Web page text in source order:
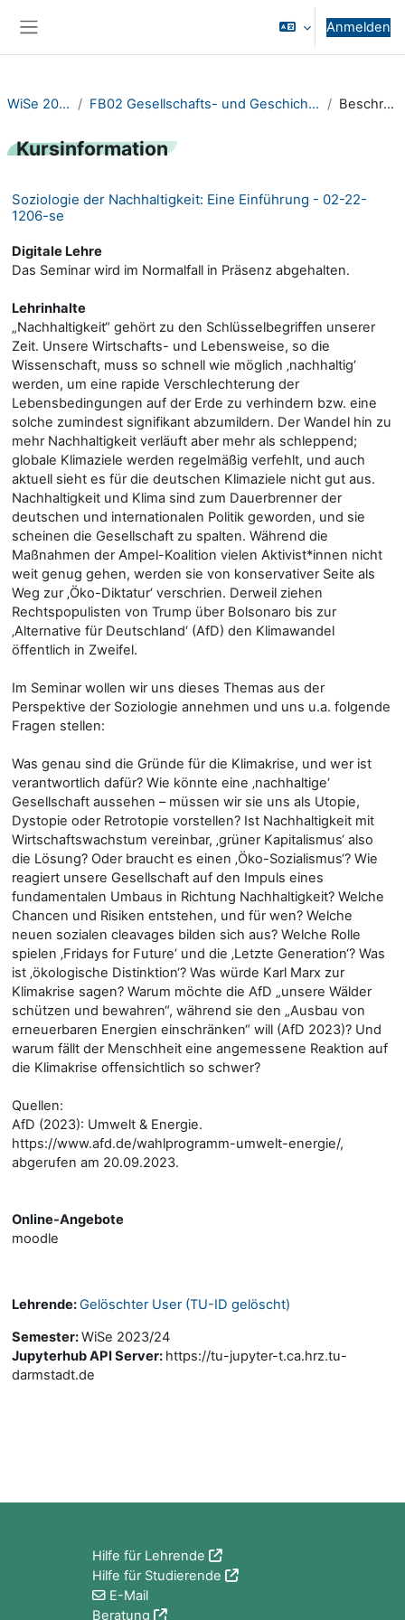
Anmelden
WiSe 2023/24 FB02 Gesellschafts- und Geschichtswissenschaften Beschreibung
Kursinformation
Soziologie der Nachhaltigkeit: Eine Einführung - 02-22-
1206-se
Digitale Lehre
Das Seminar wird im Normalfall in Präsenz abgehalten.
Lehrinhalte
„Nachhaltigkeit“ gehört zu den Schlüsselbegriffen unserer
Zeit. Unsere Wirtschafts- und Lebensweise, so die
Wissenschaft, muss so schnell wie möglich ‚nachhaltig‘
werden, um eine rapide Verschlechterung der
Lebensbedingungen auf der Erde zu verhindern bzw. eine
solche zumindest signifikant abzumildern. Der Wandel hin zu
mehr Nachhaltigkeit verläuft aber mehr als schleppend;
globale Klimaziele werden regelmäßig verfehlt, und auch
aktuell sieht es für die deutschen Klimaziele nicht gut aus.
Nachhaltigkeit und Klima sind zum Dauerbrenner der
deutschen und internationalen Politik geworden, und sie
scheinen die Gesellschaft zu spalten. Während die
Maßnahmen der Ampel-Koalition vielen Aktivist*innen nicht
weit genug gehen, werden sie von konservativer Seite als
Weg zur ‚Öko-Diktatur‘ verschrien. Derweil ziehen
Rechtspopulisten von Trump über Bolsonaro bis zur
‚Alternative für Deutschland‘ (AfD) den Klimawandel
öffentlich in Zweifel.
Im Seminar wollen wir uns dieses Themas aus der
Perspektive der Soziologie annehmen und uns u.a. folgende
Fragen stellen:
Was genau sind die Gründe für die Klimakrise, und wer ist
verantwortlich dafür? Wie könnte eine ‚nachhaltige‘
Gesellschaft aussehen – müssen wir sie uns als Utopie,
Dystopie oder Retrotopie vorstellen? Ist Nachhaltigkeit mit
Wirtschaftswachstum vereinbar, ‚grüner Kapitalismus‘ also
die Lösung? Oder braucht es einen ‚Öko-Sozialismus‘? Wie
reagiert unsere Gesellschaft auf den Impuls eines
fundamentalen Umbaus in Richtung Nachhaltigkeit? Welche
Chancen und Risiken entstehen, und für wen? Welche
neuen sozialen cleavages bilden sich aus? Welche Rolle
spielen ‚Fridays for Future‘ und die ‚Letzte Generation‘? Was
ist ‚ökologische Distinktion‘? Was würde Karl Marx zur
Klimakrise sagen? Warum möchte die AfD „unsere Wälder
schützen und bewahren“, während sie den „Ausbau von
erneuerbaren Energien einschränken“ will (AfD 2023)? Und
warum fällt der Menschheit eine angemessene Reaktion auf
die Klimakrise offensichtlich so schwer?
Quellen:
AfD (2023): Umwelt & Energie.
https://www.afd.de/wahlprogramm-umwelt-energie/,
abgerufen am 20.09.2023.
Online-Angebote
moodle
Lehrende:Gelöschter User (TU-ID gelöscht)
Semester:WiSe 2023/24
Jupyterhub API Server: https://tu-jupyter-t.ca.hrz.tu-
darmstadt.de
Hilfe für Lehrende
Hilfe für Studierende
E-Mail
Beratung